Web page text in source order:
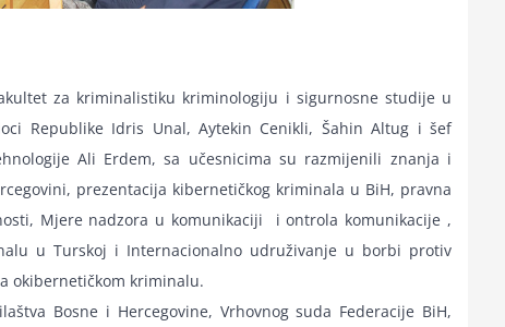
za kriminalistiku kriminologiju i sigurnosne studije u
Republike Idris Unal, Aytekin Cenikli, Šahin Altug i šef
Ali Erdem, sa učesnicima su razmijenili znanja i
prezentacija kibernetičkog kriminala u BiH, pravna
Mjere nadzora u komunikaciji i ontrola komunikacije ,
u Turskoj i Internacionalno udruživanje u borbi protiv
okibernetičkom kriminalu.
Bosne i Hercegovine, Vrhovnog suda Federacije BiH,